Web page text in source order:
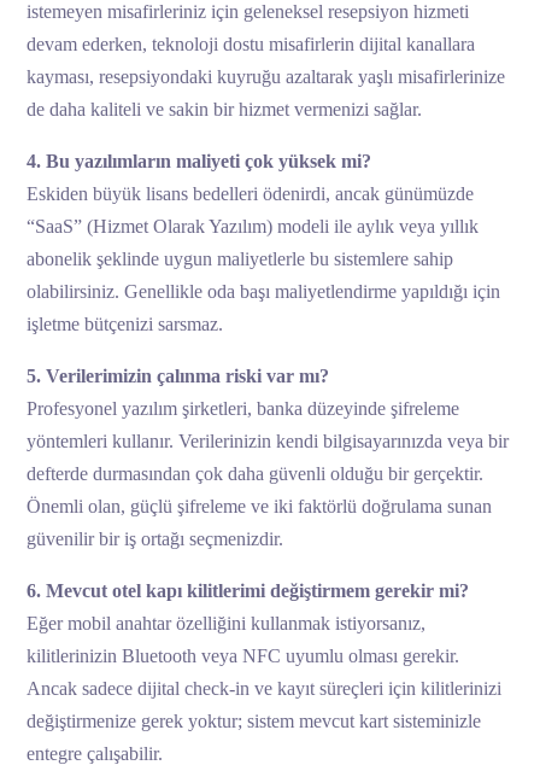
istemeyen misafirleriniz için geleneksel resepsiyon hizmeti
devam ederken, teknoloji dostu misafirlerin dijital kanallara
kayması, resepsiyondaki kuyruğu azaltarak yaşlı misafirlerinize
de daha kaliteli ve sakin bir hizmet vermenizi sağlar.
4. Bu yazılımların maliyeti çok yüksek mi?
Eskiden büyük lisans bedelleri ödenirdi, ancak günümüzde
“SaaS” (Hizmet Olarak Yazılım) modeli ile aylık veya yıllık
abonelik şeklinde uygun maliyetlerle bu sistemlere sahip
olabilirsiniz. Genellikle oda başı maliyetlendirme yapıldığı için
işletme bütçenizi sarsmaz.
5. Verilerimizin çalınma riski var mı?
Profesyonel yazılım şirketleri, banka düzeyinde şifreleme
yöntemleri kullanır. Verilerinizin kendi bilgisayarınızda veya bir
defterde durmasından çok daha güvenli olduğu bir gerçektir.
Önemli olan, güçlü şifreleme ve iki faktörlü doğrulama sunan
güvenilir bir iş ortağı seçmenizdir.
6. Mevcut otel kapı kilitlerimi değiştirmem gerekir mi?
Eğer mobil anahtar özelliğini kullanmak istiyorsanız,
kilitlerinizin Bluetooth veya NFC uyumlu olması gerekir.
Ancak sadece dijital check-in ve kayıt süreçleri için kilitlerinizi
değiştirmenize gerek yoktur; sistem mevcut kart sisteminizle
entegre çalışabilir.